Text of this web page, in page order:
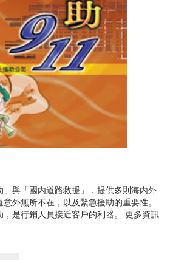
與「國內道路救援」，提供多則海內外
外無所不在，以及緊急援助的重要性。
是行銷人員接近客戶的利器。 更多資訊